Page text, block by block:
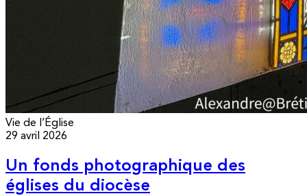
Vie de l’Église
29 avril 2026
Un fonds photographique des
églises du diocèse